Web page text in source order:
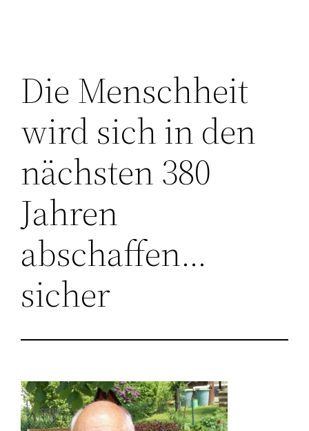
Die Menschheit
wird sich in den
nächsten 380
Jahren
abschaffen…
sicher